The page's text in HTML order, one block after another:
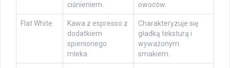
ciśnieniem.
owoców.
Flat White
Kawa z espresso z
dodatkiem
spienionego
mleka.
Charakteryzuje się
gładką teksturą i
wyważonym
smakiem.